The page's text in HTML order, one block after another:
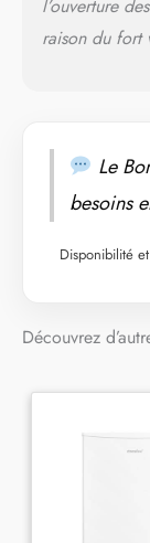
l’ouverture
raison du fort
Le
besoins
Disponibilité
Découvrez